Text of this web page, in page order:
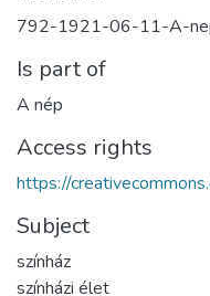
792-1921-06-11-A-
Is part of
A nép
Access rights
https://
Subject
színház
színházi élet